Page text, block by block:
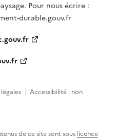
Pour nous écrire :
durable.gouv.fr
Accessibilité : non
de ce site sont sous licence